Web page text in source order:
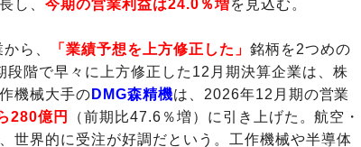
し、今期の営業利益は24.0％増を見込む。
ら、 「業績予想を上方修正した」 銘柄を2つめの
段階で早々に上方修正した12月期決算企業は、株
機械大手の DMG森精機は、2026年12月期の営業
280億円
（前期比47.6％増）に引き上げた。航空・
世界的に受注が好調だという。工作機械や半導体